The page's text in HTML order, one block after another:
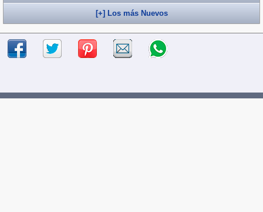
[+] Los más Nuevos